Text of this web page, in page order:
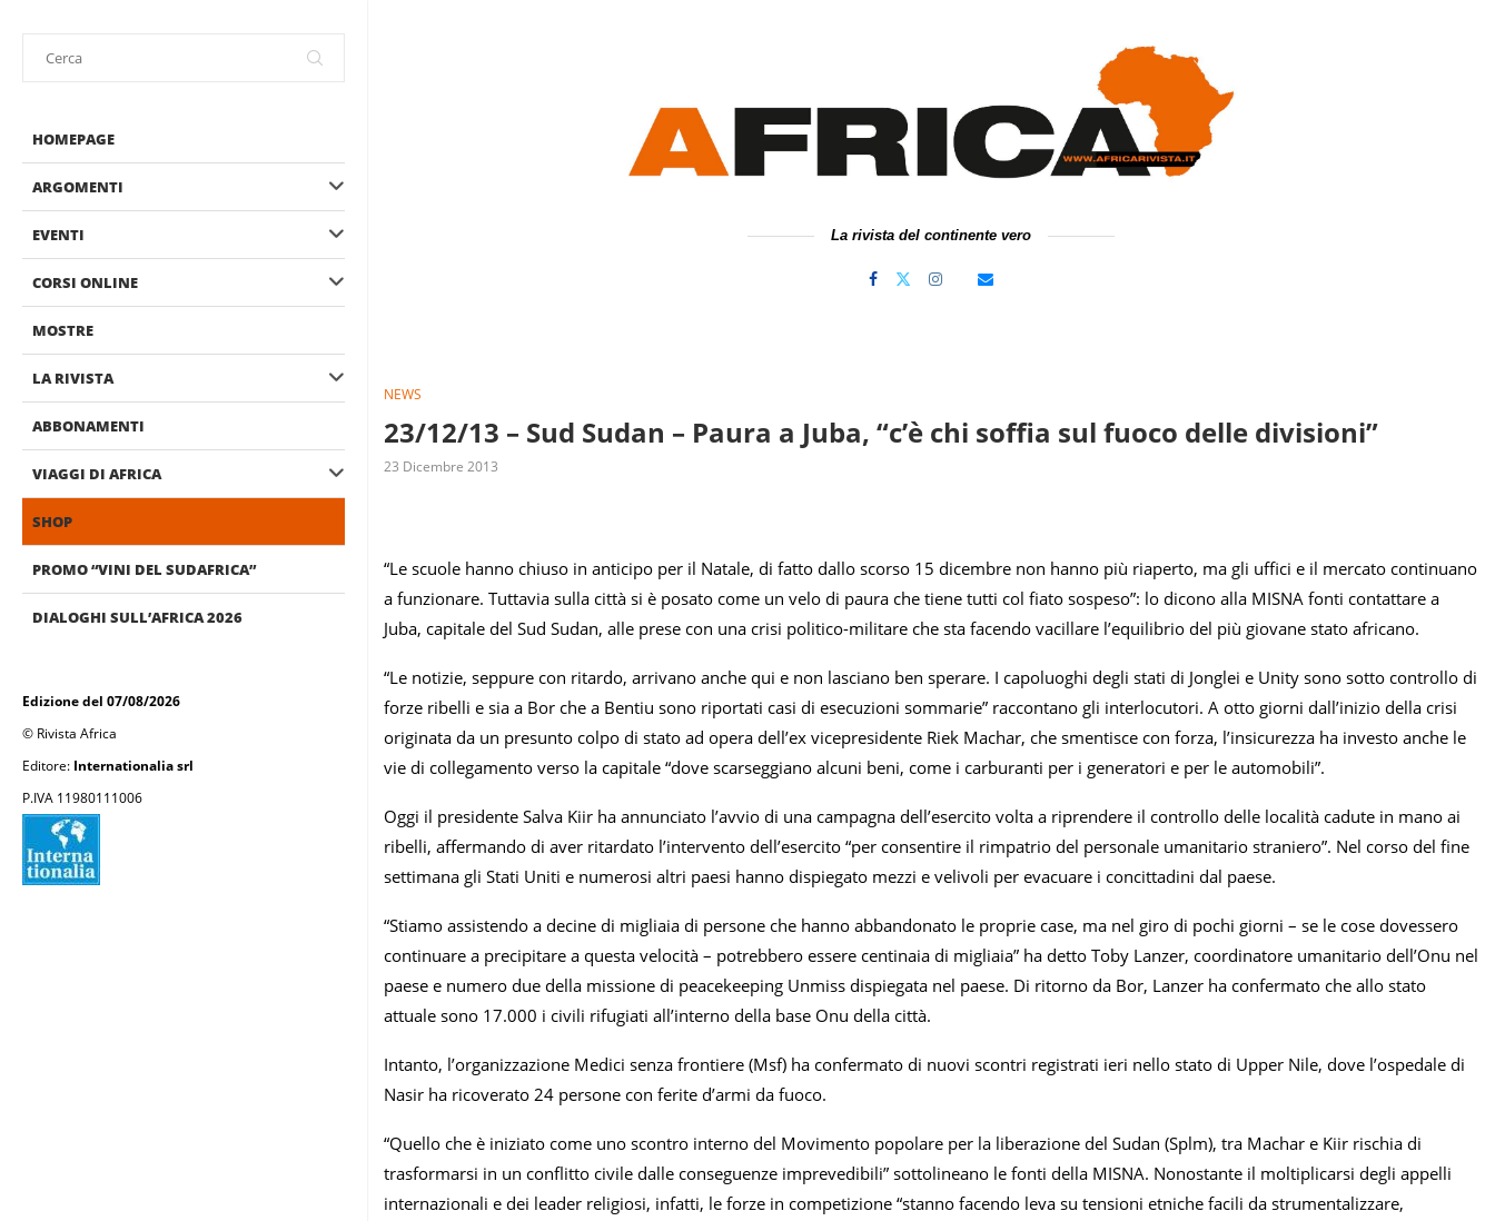
HOMEPAGE
ARGOMENTI
EVENTI
CORSI ONLINE
MOSTRE
LA RIVISTA
ABBONAMENTI
VIAGGI DI AFRICA
SHOP
PROMO “VINI DEL SUDAFRICA”
DIALOGHI SULL’AFRICA 2026
Edizione del 07/08/2026
© Rivista Africa
Editore: Internationalia srl
P.IVA 11980111006
La rivista del continente vero
NEWS
23/12/13 – Sud Sudan – Paura a Juba, “c’è chi soffia sul fuoco delle divisioni”
23 Dicembre 2013
“Le scuole hanno chiuso in anticipo per il Natale, di fatto dallo scorso 15 dicembre non hanno più riaperto, ma gli uffici e il mercato continuano
a funzionare. Tuttavia sulla città si è posato come un velo di paura che tiene tutti col fiato sospeso”: lo dicono alla MISNA fonti contattare a
Juba, capitale del Sud Sudan, alle prese con una crisi politico-militare che sta facendo vacillare l’equilibrio del più giovane stato africano.
“Le notizie, seppure con ritardo, arrivano anche qui e non lasciano ben sperare. I capoluoghi degli stati di Jonglei e Unity sono sotto controllo di
forze ribelli e sia a Bor che a Bentiu sono riportati casi di esecuzioni sommarie” raccontano gli interlocutori. A otto giorni dall’inizio della crisi
originata da un presunto colpo di stato ad opera dell’ex vicepresidente Riek Machar, che smentisce con forza, l’insicurezza ha investo anche le
vie di collegamento verso la capitale “dove scarseggiano alcuni beni, come i carburanti per i generatori e per le automobili”.
Oggi il presidente Salva Kiir ha annunciato l’avvio di una campagna dell’esercito volta a riprendere il controllo delle località cadute in mano ai
ribelli, affermando di aver ritardato l’intervento dell’esercito “per consentire il rimpatrio del personale umanitario straniero”. Nel corso del fine
settimana gli Stati Uniti e numerosi altri paesi hanno dispiegato mezzi e velivoli per evacuare i concittadini dal paese.
“Stiamo assistendo a decine di migliaia di persone che hanno abbandonato le proprie case, ma nel giro di pochi giorni – se le cose dovessero
continuare a precipitare a questa velocità – potrebbero essere centinaia di migliaia” ha detto Toby Lanzer, coordinatore umanitario dell’Onu nel
paese e numero due della missione di peacekeeping Unmiss dispiegata nel paese. Di ritorno da Bor, Lanzer ha confermato che allo stato
attuale sono 17.000 i civili rifugiati all’interno della base Onu della città.
Intanto, l’organizzazione Medici senza frontiere (Msf) ha confermato di nuovi scontri registrati ieri nello stato di Upper Nile, dove l’ospedale di
Nasir ha ricoverato 24 persone con ferite d’armi da fuoco.
“Quello che è iniziato come uno scontro interno del Movimento popolare per la liberazione del Sudan (Splm), tra Machar e Kiir rischia di
trasformarsi in un conflitto civile dalle conseguenze imprevedibili” sottolineano le fonti della MISNA. Nonostante il moltiplicarsi degli appelli
internazionali e dei leader religiosi, infatti, le forze in competizione “stanno facendo leva su tensioni etniche facili da strumentalizzare,